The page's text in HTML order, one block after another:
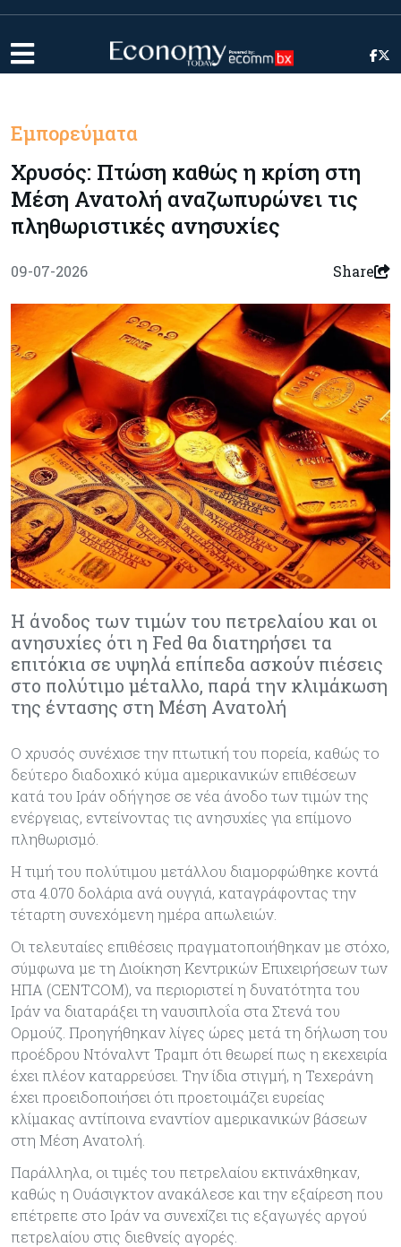
Εμπορεύματα
Χρυσός: Πτώση καθώς η κρίση στη
Μέση Ανατολή αναζωπυρώνει τις
πληθωριστικές ανησυχίες
09-07-2026 Share
Η άνοδος των τιμών του πετρελαίου και οι
ανησυχίες ότι η Fed θα διατηρήσει τα
επιτόκια σε υψηλά επίπεδα ασκούν πιέσεις
στο πολύτιμο μέταλλο, παρά την κλιμάκωση
της έντασης στη Μέση Ανατολή
Ο χρυσός συνέχισε την πτωτική του πορεία, καθώς το
δεύτερο διαδοχικό κύμα αμερικανικών επιθέσεων
κατά του Ιράν οδήγησε σε νέα άνοδο των τιμών της
ενέργειας, εντείνοντας τις ανησυχίες για επίμονο
πληθωρισμό.
Η τιμή του πολύτιμου μετάλλου διαμορφώθηκε κοντά
στα 4.070 δολάρια ανά ουγγιά, καταγράφοντας την
τέταρτη συνεχόμενη ημέρα απωλειών.
Οι τελευταίες επιθέσεις πραγματοποιήθηκαν με στόχο,
σύμφωνα με τη Διοίκηση Κεντρικών Επιχειρήσεων των
ΗΠΑ (CENTCOM), να περιοριστεί η δυνατότητα του
Ιράν να διαταράξει τη ναυσιπλοΐα στα Στενά του
Ορμούζ. Προηγήθηκαν λίγες ώρες μετά τη δήλωση του
προέδρου Ντόναλντ Τραμπ ότι θεωρεί πως η εκεχειρία
έχει πλέον καταρρεύσει. Την ίδια στιγμή, η Τεχεράνη
έχει προειδοποιήσει ότι προετοιμάζει ευρείας
κλίμακας αντίποινα εναντίον αμερικανικών βάσεων
στη Μέση Ανατολή.
Παράλληλα, οι τιμές του πετρελαίου εκτινάχθηκαν,
καθώς η Ουάσιγκτον ανακάλεσε και την εξαίρεση που
επέτρεπε στο Ιράν να συνεχίζει τις εξαγωγές αργού
πετρελαίου στις διεθνείς αγορές.